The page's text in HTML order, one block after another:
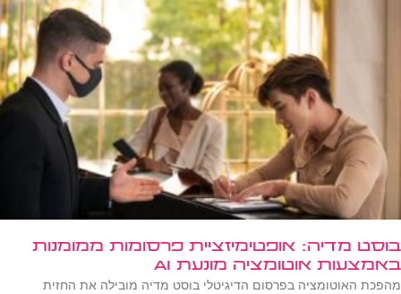
בוסט מדיה: אופטימיזציית פרסומות ממומנות
באמצעות אוטומציה מונעת AI
מהפכת האוטומציה בפרסום הדיגיטלי בוסט מדיה מובילה את החזית